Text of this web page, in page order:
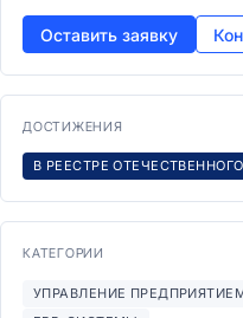
Оставить заявку
ДОСТИЖЕНИЯ
В РЕЕСТРЕ
КАТЕГОРИИ
УПРАВЛЕНИЕ